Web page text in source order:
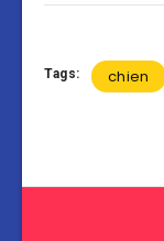
Tags: chien